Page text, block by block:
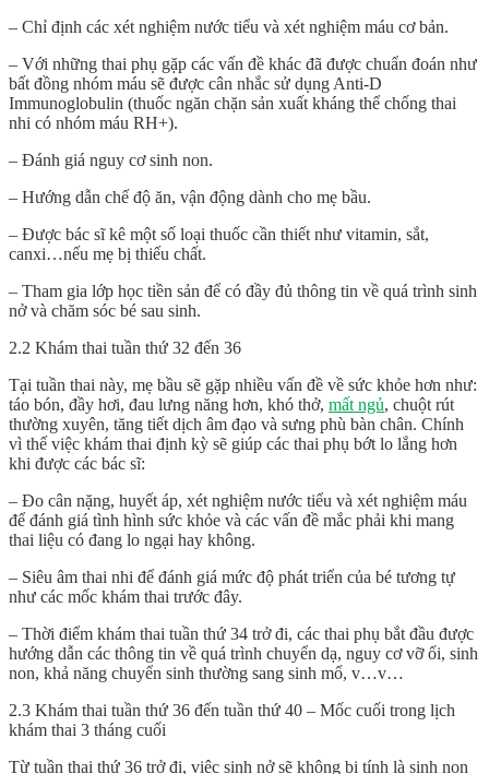
– Chỉ định các xét nghiệm nước tiểu và xét nghiệm máu cơ bản.
– Với những thai phụ gặp các vấn đề khác đã được chuẩn đoán như
bất đồng nhóm máu sẽ được cân nhắc sử dụng Anti-D
Immunoglobulin (thuốc ngăn chặn sản xuất kháng thể chống thai
nhi có nhóm máu RH+).
– Đánh giá nguy cơ sinh non.
– Hướng dẫn chế độ ăn, vận động dành cho mẹ bầu.
– Được bác sĩ kê một số loại thuốc cần thiết như vitamin, sắt,
canxi…nếu mẹ bị thiếu chất.
– Tham gia lớp học tiền sản để có đầy đủ thông tin về quá trình sinh
nở và chăm sóc bé sau sinh.
2.2 Khám thai tuần thứ 32 đến 36
Tại tuần thai này, mẹ bầu sẽ gặp nhiều vấn đề về sức khỏe hơn như:
táo bón, đầy hơi, đau lưng năng hơn, khó thở, mất ngủ, chuột rút
thường xuyên, tăng tiết dịch âm đạo và sưng phù bàn chân. Chính
vì thế việc khám thai định kỳ sẽ giúp các thai phụ bớt lo lắng hơn
khi được các bác sĩ:
– Đo cân nặng, huyết áp, xét nghiệm nước tiểu và xét nghiệm máu
để đánh giá tình hình sức khỏe và các vấn đề mắc phải khi mang
thai liệu có đang lo ngại hay không.
– Siêu âm thai nhi để đánh giá mức độ phát triển của bé tương tự
như các mốc khám thai trước đây.
– Thời điểm khám thai tuần thứ 34 trở đi, các thai phụ bắt đầu được
hướng dẫn các thông tin về quá trình chuyển dạ, nguy cơ vỡ ối, sinh
non, khả năng chuyển sinh thường sang sinh mổ, v…v…
2.3 Khám thai tuần thứ 36 đến tuần thứ 40 – Mốc cuối trong lịch
khám thai 3 tháng cuối
Từ tuần thai thứ 36 trở đi, việc sinh nở sẽ không bị tính là sinh non